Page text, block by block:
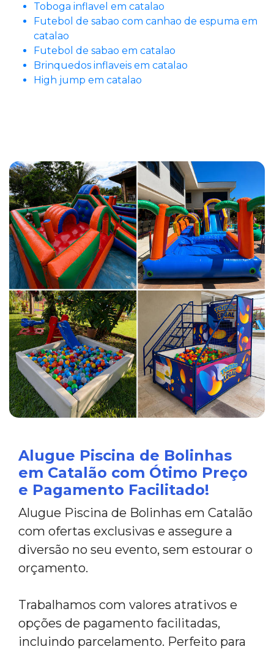
Toboga inflavel em catalao
Futebol de sabao com canhao de espuma em
catalao
Futebol de sabao em catalao
Brinquedos inflaveis em catalao
High jump em catalao
Alugue Piscina de Bolinhas
em Catalão com Ótimo Preço
e Pagamento Facilitado!
Alugue Piscina de Bolinhas em Catalão
com ofertas exclusivas e assegure a
diversão no seu evento, sem estourar o
orçamento.
Trabalhamos com valores atrativos e
opções de pagamento facilitadas,
incluindo parcelamento. Perfeito para